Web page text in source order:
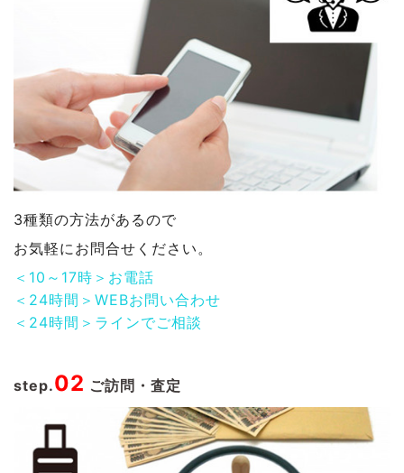
3種類の方法があるので
お気軽にお問合せください。
＜10～17時＞お電話
＜24時間＞WEBお問い合わせ
＜24時間＞ラインでご相談
step.02 ご訪問・査定